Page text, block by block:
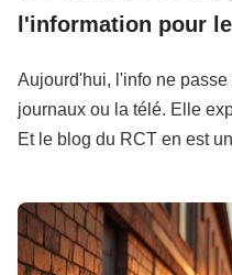
l'information pour
Aujourd'hui, l'info ne
journaux ou la télé. Elle
Et le blog du RCT en est